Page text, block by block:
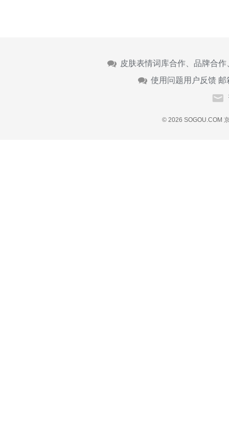
皮肤表情词库合作、品牌合
使用问题用户反馈 邮
© 2026 SOGOU.COM